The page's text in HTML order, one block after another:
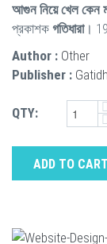
আগুন নিয়ে খেল কেন
প্রকাশক গতিধারা।
Author : Other
Publisher :
QTY:
ADD TO CART